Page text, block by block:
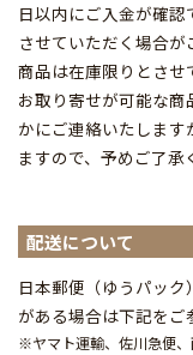
日以内にご入金が確
させていただく場合が
商品は在庫限りとさせ
お取り寄せが可能な
かにご連絡いたしま
ますので、予めご了承
配送について
日本郵便（ゆうパッ
がある場合は下記をご
※ヤマト運輸、佐川急便